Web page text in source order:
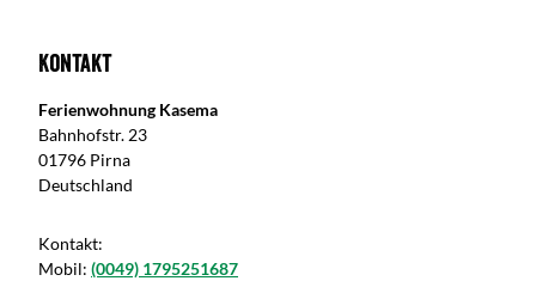
Kontakt
Ferienwohnung Kasema
Bahnhofstr. 23
01796 Pirna
Deutschland
Kontakt:
Mobil: (0049) 1795251687